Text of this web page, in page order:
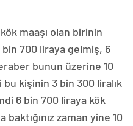
maaşı olan birinin
bin 700 liraya gelmiş, 6
bunun üzerine 10
kişinin 3 bin 300 liralık
6 bin 700 liraya kök
baktığınız zaman yine 10